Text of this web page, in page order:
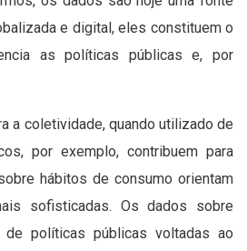
e digital, eles constituem o
as políticas públicas e, por
a coletividade, quando utilizado de
por exemplo, contribuem para
hábitos de consumo orientam
sofisticadas. Os dados sobre
de políticas públicas voltadas ao